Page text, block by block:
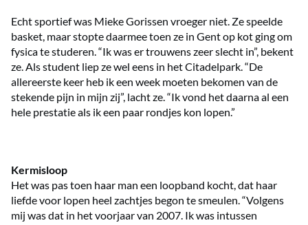
Echt sportief was Mieke Gorissen vroeger niet. Ze speelde
basket, maar stopte daarmee toen ze in Gent op kot ging om
fysica te studeren. “Ik was er trouwens zeer slecht in”, bekent
ze. Als student liep ze wel eens in het Citadelpark. “De
allereerste keer heb ik een week moeten bekomen van de
stekende pijn in mijn zij”, lacht ze. “Ik vond het daarna al een
hele prestatie als ik een paar rondjes kon lopen.”
Kermisloop
Het was pas toen haar man een loopband kocht, dat haar
liefde voor lopen heel zachtjes begon te smeulen. “Volgens
mij was dat in het voorjaar van 2007. Ik was intussen